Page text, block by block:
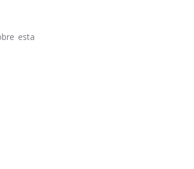
esta